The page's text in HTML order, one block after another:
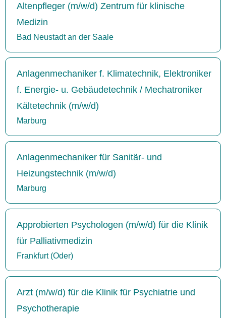
Altenpfleger (m/w/d) Zentrum für klinische
Medizin
Bad Neustadt an der Saale
Anlagenmechaniker f. Klimatechnik, Elektroniker
f. Energie- u. Gebäudetechnik / Mechatroniker
Kältetechnik (m/w/d)
Marburg
Anlagenmechaniker für Sanitär- und
Heizungstechnik (m/w/d)
Marburg
Approbierten Psychologen (m/w/d) für die Klinik
für Palliativmedizin
Frankfurt (Oder)
Arzt (m/w/d) für die Klinik für Psychiatrie und
Psychotherapie